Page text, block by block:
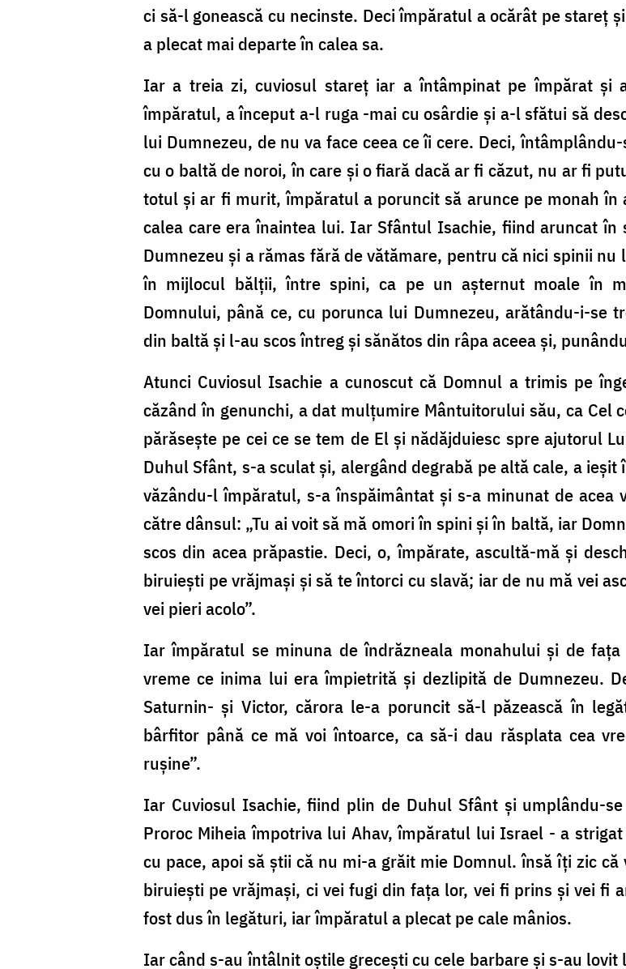
ci să-l gonească cu necinste. Deci împăratul a ocărât pe stareț
a plecat mai departe în calea sa.
Iar a treia zi, cuviosul stareț iar a întâmpinat pe împărat și
împăratul, a început a-l ruga -mai cu osârdie și a-l sfătui să
lui Dumnezeu, de nu va face ceea ce îi cere. Deci,
cu o baltă de noroi, în care și o fiară dacă ar fi căzut, nu ar fi
totul și ar fi murit, împăratul a poruncit să arunce pe monah în
calea care era înaintea lui. Iar Sfântul Isachie, fiind aruncat
Dumnezeu și a rămas fără de vătămare, pentru că nici spinii
în mijlocul bălții, între spini, ca pe un așternut moale în
Domnului, până ce, cu porunca lui Dumnezeu, arătându-i-
din baltă și l-au scos întreg și sănătos din râpa aceea și,
Atunci Cuviosul Isachie a cunoscut că Domnul a trimis pe
căzând în genunchi, a dat mulțumire Mântuitorului său, ca Cel
părăsește pe cei ce se tem de El și nădăjduiesc spre ajutorul
Duhul Sfânt, s-a sculat și, alergând degrabă pe altă cale, a
văzându-l împăratul, s-a înspăimântat și s-a minunat de acea
către dânsul: „Tu ai voit să mă omori în spini și în baltă, iar
scos din acea prăpastie. Deci, o, împărate, ascultă-mă și
biruiești pe vrăjmași și să te întorci cu slavă; iar de nu mă vei
vei pieri acolo”.
Iar împăratul se minuna de îndrăzneala monahului și de
vreme ce inima lui era împietrită și dezlipită de Dumnezeu.
Saturnin- și Victor, cărora le-a poruncit să-l păzească în
bârfitor până ce mă voi întoarce, ca să-i dau răsplata cea
rușine”.
Iar Cuviosul Isachie, fiind plin de Duhul Sfânt și umplându-
Proroc Miheia împotriva lui Ahav, împăratul lui Israel - a
cu pace, apoi să știi că nu mi-a grăit mie Domnul. însă îți zic
biruiești pe vrăjmași, ci vei fugi din fața lor, vei fi prins și vei fi
fost dus în legături, iar împăratul a plecat pe cale mânios.
Iar când s-au întâlnit oștile grecești cu cele barbare și s-au